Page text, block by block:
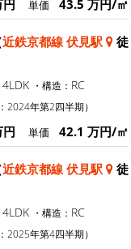
単価 43.5 万円/㎡
近鉄京都線 伏見駅
徒
4LDK ・構造： RC
2024年第2四半期）
単価 42.1 万円/㎡
近鉄京都線 伏見駅
徒
4LDK ・構造： RC
2025年第4四半期）